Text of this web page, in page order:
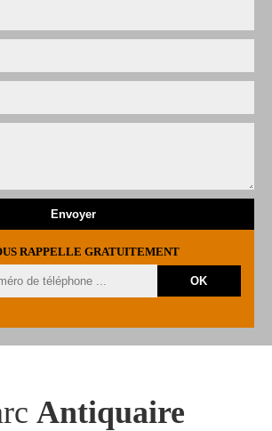
RAPPELLE GRATUITEMENT
Antiquaire